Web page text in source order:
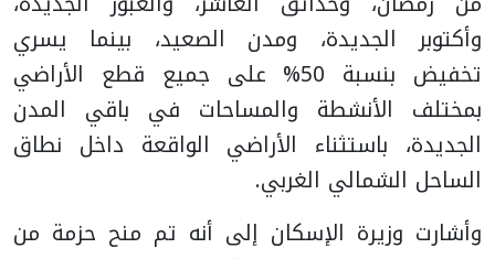
وأكتوبر الجديدة، ومدن الصعيد، بينما يسري
تخفيض بنسبة 50% على جميع قطع الأراضي
بمختلف الأنشطة والمساحات في باقي المدن
الجديدة، باستثناء الأراضي الواقعة داخل نطاق
الساحل الشمالي الغربي.
وأشارت وزيرة الإسكان إلى أنه تم منح حزمة من